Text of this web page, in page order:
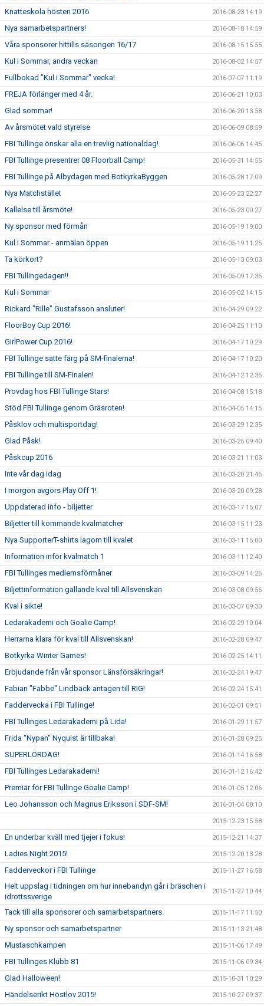
Knatteskola hösten 2016 2016-08-23 14:19
Nya samarbetspartners! 2016-08-18 14:59
Våra sponsorer hittills säsongen 16/17 2016-08-15 15:55
Kul i Sommar, andra veckan 2016-08-02 14:57
Fullbokad "Kul i Sommar" vecka! 2016-07-07 11:19
FREJA förlänger med 4 år. 2016-06-21 10:03
Glad sommar! 2016-06-20 13:58
Av årsmötet vald styrelse 2016-06-09 08:59
FBI Tullinge önskar alla en trevlig nationaldag! 2016-06-06 14:45
FBI Tullinge presentrer 08 Floorball Camp! 2016-05-31 14:55
FBI Tullinge på Albydagen med BotkyrkaByggen 2016-05-28 17:09
Nya Matchstället 2016-05-23 22:27
Kallelse till årsmöte! 2016-05-23 00:27
Ny sponsor med förmån 2016-05-19 19:00
Kul i Sommar - anmälan öppen 2016-05-19 11:25
Ta körkort? 2016-05-13 09:03
FBI Tullingedagen!! 2016-05-09 17:36
Kul i Sommar 2016-05-02 14:15
Rickard "Rille" Gustafsson ansluter! 2016-04-29 09:22
FloorBoy Cup 2016! 2016-04-25 11:10
GirlPower Cup 2016! 2016-04-17 10:29
FBI Tullinge satte färg på SM-finalerna! 2016-04-17 10:20
FBI Tullinge till SM-Finalen! 2016-04-12 12:36
Provdag hos FBI Tullinge Stars! 2016-04-08 15:18
Stöd FBI Tullinge genom Gräsroten! 2016-04-05 14:15
Påsklov och multisportdag! 2016-03-29 12:35
Glad Påsk! 2016-03-25 09:40
Påskcup 2016 2016-03-21 11:03
Inte vår dag idag 2016-03-20 21:46
I morgon avgörs Play Off 1! 2016-03-20 09:28
Uppdaterad info - biljetter 2016-03-17 15:07
Biljetter till kommande kvalmatcher 2016-03-15 11:23
Nya SupporterT-shirts lagom till kvalet 2016-03-11 15:00
Information inför kvalmatch 1 2016-03-11 12:40
FBI Tullinges medlemsförmåner 2016-03-09 14:26
Biljettinformation gällande kval till Allsvenskan 2016-03-08 09:56
Kval i sikte! 2016-03-07 09:30
Ledarakademi och Goalie Camp! 2016-02-29 10:04
Herrarna klara för kval till Allsvenskan! 2016-02-28 09:47
Botkyrka Winter Games! 2016-02-25 14:11
Erbjudande från vår sponsor Länsförsäkringar! 2016-02-24 19:47
Fabian "Fabbe" Lindbäck antagen till RIG! 2016-02-24 15:41
Faddervecka i FBI Tullinge! 2016-02-01 09:51
FBI Tullinges Ledarakademi på Lida! 2016-01-29 11:57
Frida "Nypan" Nyquist är tillbaka! 2016-01-28 09:25
SUPERLÖRDAG! 2016-01-14 16:58
FBI Tullinges Ledarakademi! 2016-01-12 16:42
Premiär för FBI Tullinge Goalie Camp! 2016-01-05 12:06
Leo Johansson och Magnus Eriksson i SDF-SM! 2016-01-04 08:10
2015-12-23 15:58
En underbar kväll med tjejer i fokus! 2015-12-21 14:37
Ladies Night 2015! 2015-12-20 13:28
Fadderveckor i FBI Tullinge 2015-11-27 16:58
Helt uppslag i tidningen om hur innebandyn går i bräschen i
idrottssverige
2015-11-27 10:44
Tack till alla sponsorer och samarbetspartners. 2015-11-17 11:50
Ny sponsor och samarbetspartner 2015-11-13 21:48
Mustaschkampen 2015-11-06 17:49
FBI Tullinges Klubb 81 2015-11-06 09:34
Glad Halloween! 2015-10-31 10:29
Händelserikt Höstlov 2015! 2015-10-27 09:37